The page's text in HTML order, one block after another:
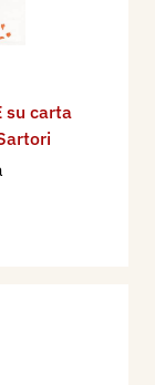
su carta